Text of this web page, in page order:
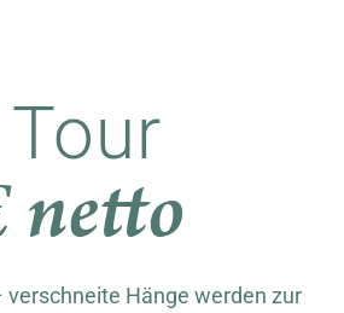
netto
Hänge werden zur